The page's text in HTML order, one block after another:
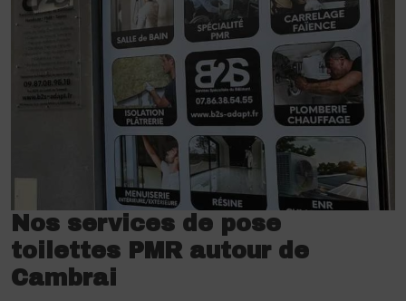
Nos services de pose
toilettes PMR autour de
Cambrai